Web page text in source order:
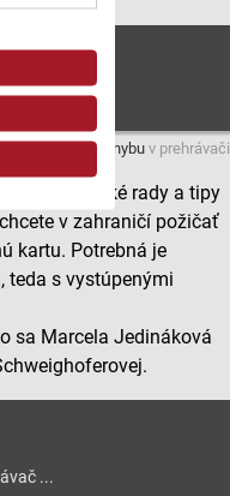
Nahláste nám chybu v
cestovateľské rady a tipy
v zahraničí požičať
kartu. Potrebná je
teda s vystúpenými
sa Marcela Jedináková